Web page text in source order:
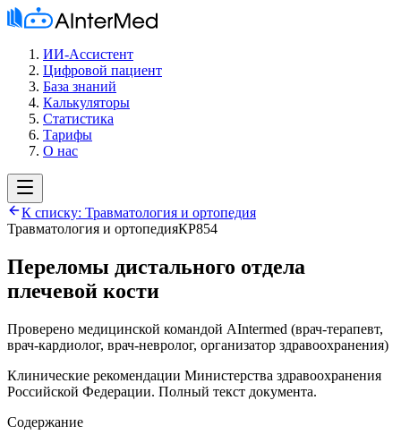
ИИ-Ассистент
Цифровой пациент
База знаний
Калькуляторы
Статистика
Тарифы
О нас
К списку: Травматология и ортопедия
Травматология и ортопедияКР854
Переломы дистального отдела
плечевой кости
Проверено медицинской командой AIntermed (врач-терапевт,
врач-кардиолог, врач-невролог, организатор здравоохранения)
Клинические рекомендации Министерства здравоохранения
Российской Федерации. Полный текст документа.
Содержание